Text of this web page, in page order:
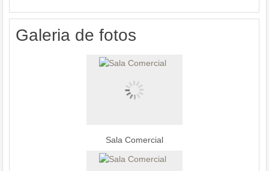
Galeria de fotos
Sala Comercial